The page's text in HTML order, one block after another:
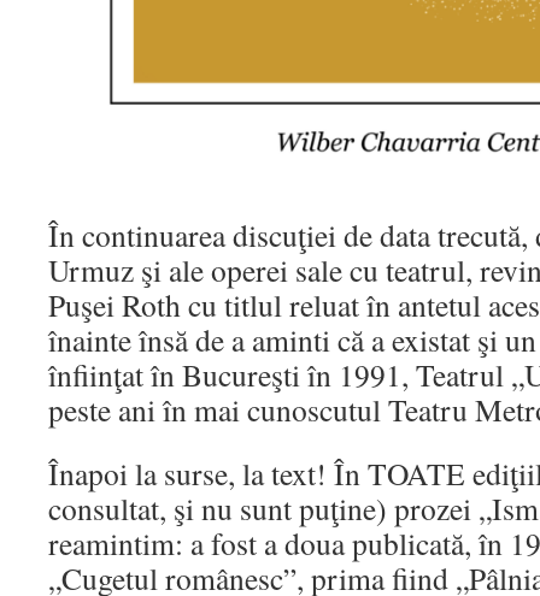
În continuarea discuţiei de data
Urmuz şi ale operei sale cu teatrul,
Puşei Roth cu titlul reluat în antetul
înainte însă de a aminti că a existat şi
înfiinţat în Bucureşti în 1991, Teatrul
peste ani în mai cunoscutul Teatru
Înapoi la surse, la text! În TOATE
consultat, şi nu sunt puţine) prozei
reamintim: a fost a doua publicată, în
„Cugetul românesc”, prima fiind